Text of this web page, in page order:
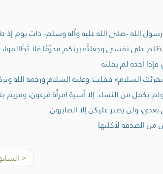
الله -صلى الله عليه وآله وسلم- ذات يوم إذ
على نفسي وجعلتُه بينكم محرَّمًا فلا
أخذه لم يفلته
السلام» فقلت: وعليه السلام ورحمة الله
يكمل من النساء: إلا آسية امرأة فرعون،
ولن يصبر عليكن إلا الصابرون
من الصدقة لأكلتها
<